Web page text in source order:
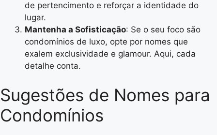
de pertencimento e reforçar a identidade do
lugar.
Mantenha a Sofisticação: Se o seu foco são
condomínios de luxo, opte por nomes que
exalem exclusividade e glamour. Aqui, cada
detalhe conta.
Sugestões de Nomes para
Condomínios